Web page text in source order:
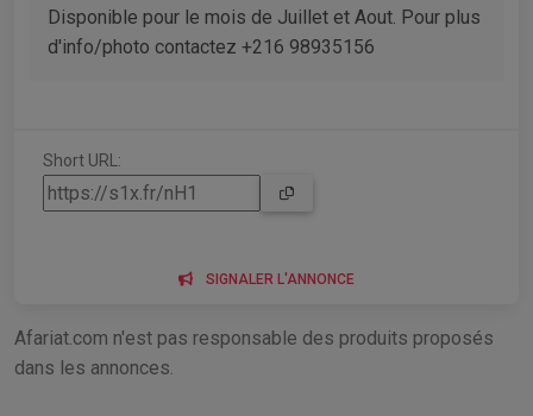
Disponible pour le mois de Juillet et Aout. Pour plus
d'info/photo contactez +216 98935156
Short URL:
SIGNALER L'ANNONCE
Afariat.com n'est pas responsable des produits proposés
dans les annonces.